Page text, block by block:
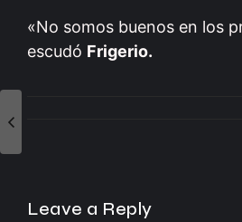
«No somos buenos en los
escudó Frigerio.
Leave a Reply